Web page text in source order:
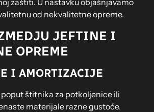
zaštiti. U nastavku objašnjavamo
od nekvalitetne opreme.
JEFTINE I
OPREME
I AMORTIZACIJE
štitnika za potkoljenice ili
materijale razne gustoće.